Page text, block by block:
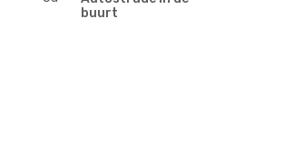
buurt